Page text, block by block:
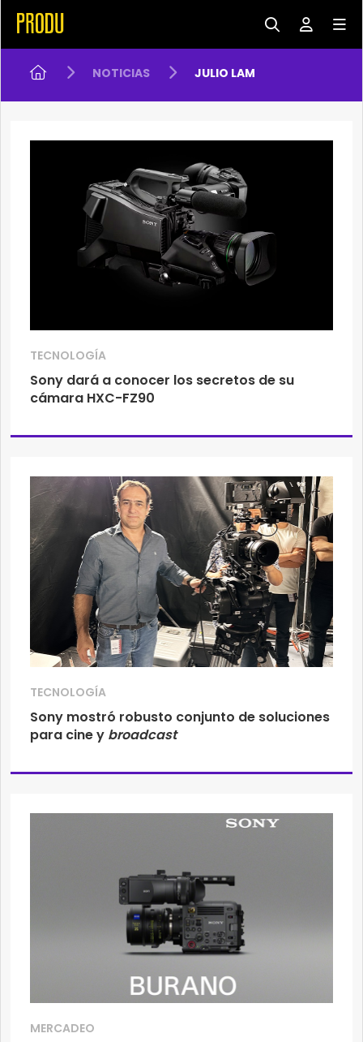
NOTICIAS JULIO LAM
TECNOLOGÍA
Sony dará a conocer los secretos de su
cámara HXC-FZ90
TECNOLOGÍA
Sony mostró robusto conjunto de soluciones
para cine y broadcast
MERCADEO